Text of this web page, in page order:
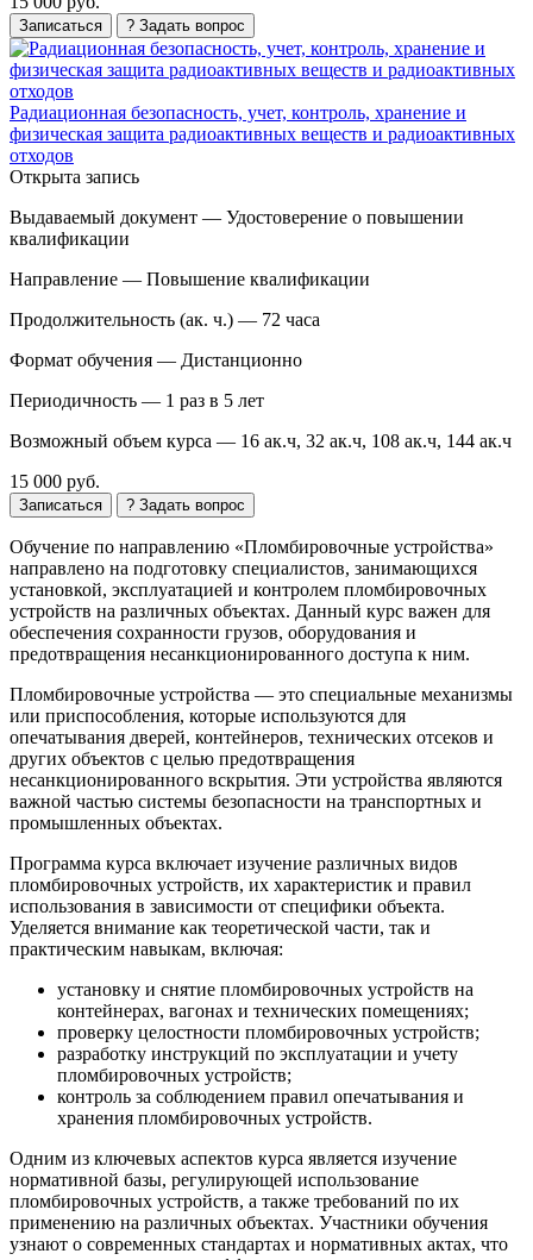
Записаться ? Задать вопрос
Радиационная безопасность, учет, контроль, хранение и
физическая защита радиоактивных веществ и радиоактивных
отходов
Открыта запись
Выдаваемый документ — Удостоверение о повышении
квалификации
Направление — Повышение квалификации
Продолжительность (ак. ч.) — 72 часа
Формат обучения — Дистанционно
Периодичность — 1 раз в 5 лет
Возможный объем курса — 16 ак.ч, 32 ак.ч, 108 ак.ч, 144 ак.ч
15 000 руб.
Записаться ? Задать вопрос
Обучение по направлению «Пломбировочные устройства»
направлено на подготовку специалистов, занимающихся
установкой, эксплуатацией и контролем пломбировочных
устройств на различных объектах. Данный курс важен для
обеспечения сохранности грузов, оборудования и
предотвращения несанкционированного доступа к ним.
Пломбировочные устройства — это специальные механизмы
или приспособления, которые используются для
опечатывания дверей, контейнеров, технических отсеков и
других объектов с целью предотвращения
несанкционированного вскрытия. Эти устройства являются
важной частью системы безопасности на транспортных и
промышленных объектах.
Программа курса включает изучение различных видов
пломбировочных устройств, их характеристик и правил
использования в зависимости от специфики объекта.
Уделяется внимание как теоретической части, так и
практическим навыкам, включая:
установку и снятие пломбировочных устройств на
контейнерах, вагонах и технических помещениях;
проверку целостности пломбировочных устройств;
разработку инструкций по эксплуатации и учету
пломбировочных устройств;
контроль за соблюдением правил опечатывания и
хранения пломбировочных устройств.
Одним из ключевых аспектов курса является изучение
нормативной базы, регулирующей использование
пломбировочных устройств, а также требований по их
применению на различных объектах. Участники обучения
узнают о современных стандартах и нормативных актах, что